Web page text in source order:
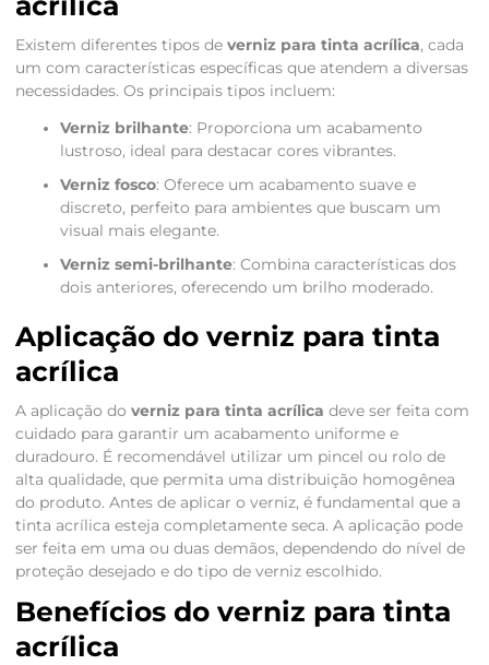
Existem diferentes tipos de verniz para tinta acrílica, cada
um com características específicas que atendem a diversas
necessidades. Os principais tipos incluem:
Verniz brilhante: Proporciona um acabamento
lustroso, ideal para destacar cores vibrantes.
Verniz fosco: Oferece um acabamento suave e
discreto, perfeito para ambientes que buscam um
visual mais elegante.
Verniz semi-brilhante: Combina características dos
dois anteriores, oferecendo um brilho moderado.
Aplicação do verniz para tinta
acrílica
A aplicação do verniz para tinta acrílica deve ser feita com
cuidado para garantir um acabamento uniforme e
duradouro. É recomendável utilizar um pincel ou rolo de
alta qualidade, que permita uma distribuição homogênea
do produto. Antes de aplicar o verniz, é fundamental que a
tinta acrílica esteja completamente seca. A aplicação pode
ser feita em uma ou duas demãos, dependendo do nível de
proteção desejado e do tipo de verniz escolhido.
Benefícios do verniz para tinta
acrílica